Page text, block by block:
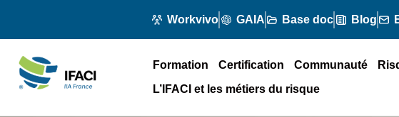
Workvivo GAIA Base doc Blog
Formation Certification Communauté
L’IFACI et les métiers du risque